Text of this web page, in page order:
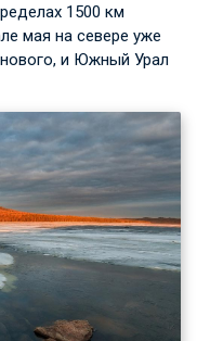
1500 км
мая на севере уже
и Южный Урал